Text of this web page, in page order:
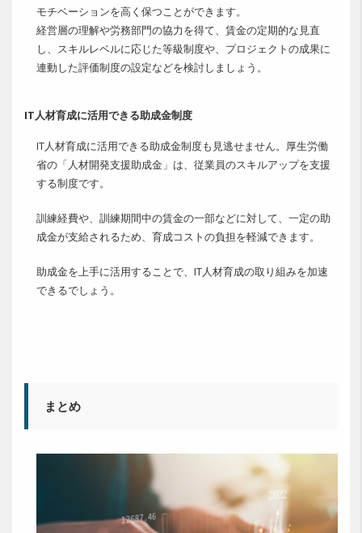
モチベーションを高く保つことができます。
経営層の理解や労務部門の協力を得て、賃金の定期的な見直
し、スキルレベルに応じた等級制度や、プロジェクトの成果に
連動した評価制度の設定などを検討しましょう。
IT人材育成に活用できる助成金制度
IT人材育成に活用できる助成金制度も見逃せません。厚生労働
省の「人材開発支援助成金」は、従業員のスキルアップを支援
する制度です。
訓練経費や、訓練期間中の賃金の一部などに対して、一定の助
成金が支給されるため、育成コストの負担を軽減できます。
助成金を上手に活用することで、IT人材育成の取り組みを加速
できるでしょう。
まとめ